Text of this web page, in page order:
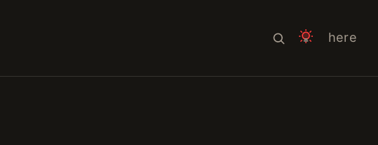
here